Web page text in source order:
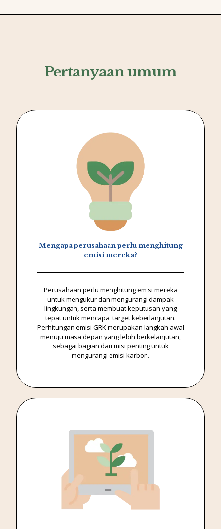
Pertanyaan umum
Mengapa perusahaan perlu menghitung
emisi mereka?
Perusahaan perlu menghitung emisi mereka
untuk mengukur dan mengurangi dampak
lingkungan, serta membuat keputusan yang
tepat untuk mencapai target keberlanjutan.
Perhitungan emisi GRK merupakan langkah awal
menuju masa depan yang lebih berkelanjutan,
sebagai bagian dari misi penting untuk
mengurangi emisi karbon.